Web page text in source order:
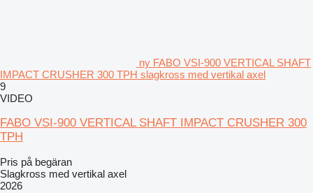
ny FABO VSI-900 VERTICAL SHAFT
IMPACT CRUSHER 300 TPH slagkross med vertikal axel
9
VIDEO
FABO VSI-900 VERTICAL SHAFT IMPACT CRUSHER 300
TPH
Pris på begäran
Slagkross med vertikal axel
2026